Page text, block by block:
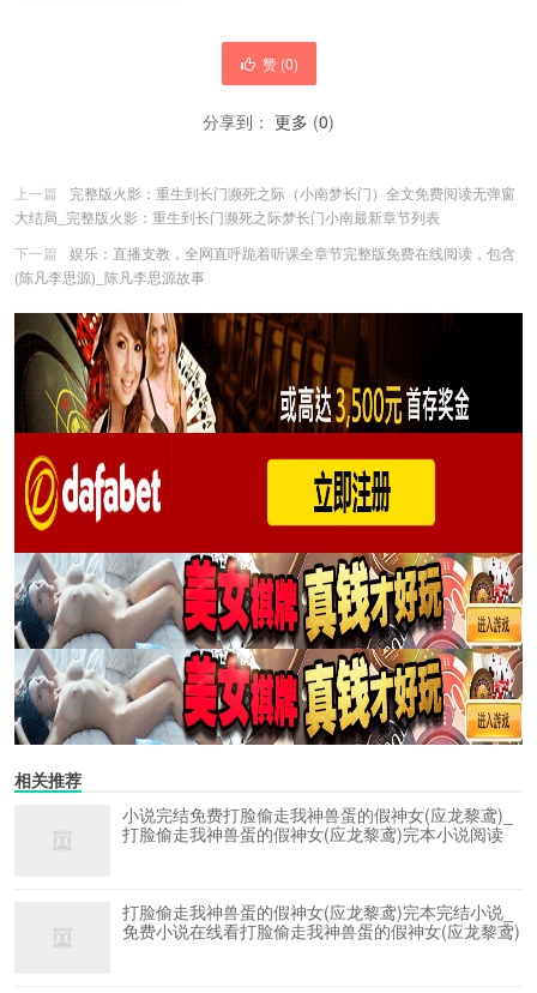
赞 (0)
分享到： 更多 (0)
上一篇
完整版火影：重生到长门濒死之际（小南梦长门）全文免费阅读无弹窗
大结局_完整版火影：重生到长门濒死之际梦长门小南最新章节列表
下一篇
娱乐：直播支教，全网直呼跪着听课全章节完整版免费在线阅读，包含
(陈凡李思源)_陈凡李思源故事
相关推荐
小说完结免费打脸偷走我神兽蛋的假神女(应龙黎鸢)_
打脸偷走我神兽蛋的假神女(应龙黎鸢)完本小说阅读
打脸偷走我神兽蛋的假神女(应龙黎鸢)完本完结小说_
免费小说在线看打脸偷走我神兽蛋的假神女(应龙黎鸢)